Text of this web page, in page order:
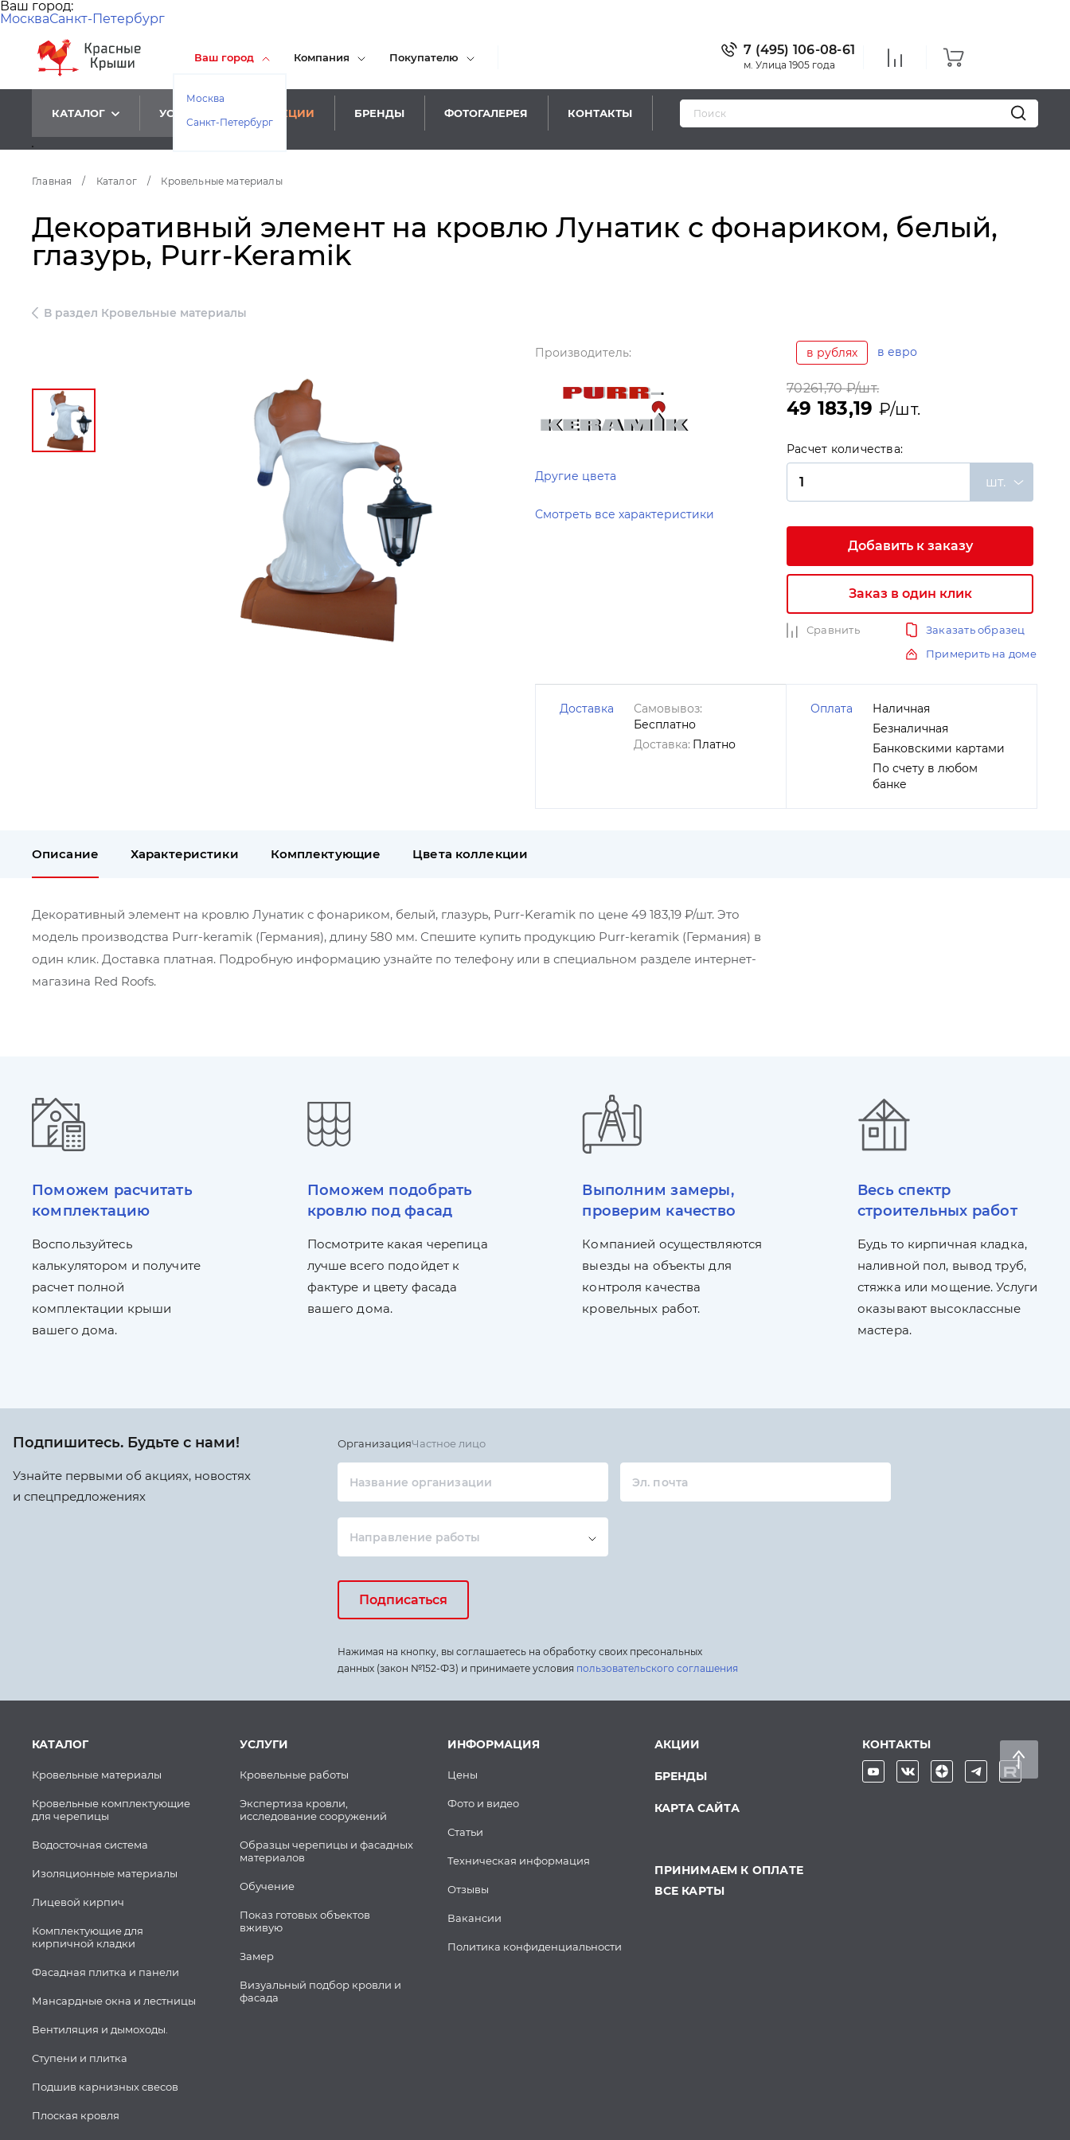
Ваш город:
МоскваСанкт-Петербург
Ваш город
Москва
Санкт-Петербург
Компания Покупателю
7 (495) 106-08-61
м. Улица 1905 года
КАТАЛОГ УСЛУГИ АКЦИИ БРЕНДЫ ФОТОГАЛЕРЕЯ КОНТАКТЫ
Главная / Каталог / Кровельные материалы
Декоративный элемент на кровлю Лунатик с фонариком, белый,
глазурь, Purr-Keramik
В раздел Кровельные материалы
Производитель:
Другие цвета
Смотреть все характеристики
в рублях в евро
70261,70₽/шт.
49 183,19 ₽/шт.
Расчет количества:
шт.
Добавить к заказу
Заказ в один клик
Сравнить
Заказать образец
Примерить на доме
Доставка
Самовывоз:
Бесплатно
Доставка: Платно
Оплата
Наличная
Безналичная
Банковскими картами
По счету в любом
банке
Описание Характеристики Комплектующие Цвета коллекции
Декоративный элемент на кровлю Лунатик с фонариком, белый, глазурь, Purr-Keramik по цене 49 183,19 ₽/шт. Это
модель производства Purr-keramik (Германия), длину 580 мм. Спешите купить продукцию Purr-keramik (Германия) в
один клик. Доставка платная. Подробную информацию узнайте по телефону или в специальном разделе интернет-
магазина Red Roofs.
Поможем расчитать
комплектацию
Воспользуйтесь
калькулятором и получите
расчет полной
комплектации крыши
вашего дома.
Поможем подобрать
кровлю под фасад
Посмотрите какая черепица
лучше всего подойдет к
фактуре и цвету фасада
вашего дома.
Выполним замеры,
проверим качество
Компанией осуществляются
выезды на объекты для
контроля качества
кровельных работ.
Весь спектр
строительных работ
Будь то кирпичная кладка,
наливной пол, вывод труб,
стяжка или мощение. Услуги
оказывают высоклассные
мастера.
Подпишитесь. Будьте с нами!
Узнайте первыми об акциях, новостях
и спецпредложениях
ОрганизацияЧастное лицо
Название организации Эл. почта
Направление работы
Подписаться
Нажимая на кнопку, вы соглашаетесь на обработку своих пресональных
данных (закон №152-ФЗ) и принимаете условия пользовательского соглашения
КАТАЛОГ
Кровельные материалы
Кровельные комплектующие
для черепицы
Водосточная система
Изоляционные материалы
Лицевой кирпич
Комплектующие для
кирпичной кладки
Фасадная плитка и панели
Мансардные окна и лестницы
Вентиляция и дымоходы.
Ступени и плитка
Подшив карнизных свесов
Плоская кровля
УСЛУГИ
Кровельные работы
Экспертиза кровли,
исследование сооружений
Образцы черепицы и фасадных
материалов
Обучение
Показ готовых объектов
вживую
Замер
Визуальный подбор кровли и
фасада
ИНФОРМАЦИЯ
Цены
Фото и видео
Статьи
Техническая информация
Отзывы
Вакансии
Политика конфиденциальности
АКЦИИ
БРЕНДЫ
КАРТА САЙТА
ПРИНИМАЕМ К ОПЛАТЕ
ВСЕ КАРТЫ
КОНТАКТЫ